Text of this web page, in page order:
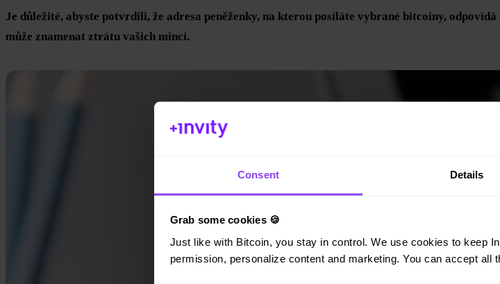
Consent Details
Grab some cookies 🍪
Just like with Bitcoin, you stay in control. We use cookies to keep
permission, personalize content and marketing. You can accept
Je důležité, abyste potvrdili, že adresa peněženky, na kterou posíláte vybrané bitcoiny,
může znamenat ztrátu vašich mincí.